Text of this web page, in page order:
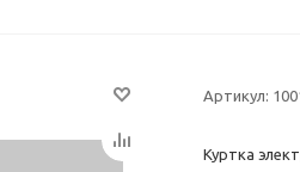
Артикул:
Куртка